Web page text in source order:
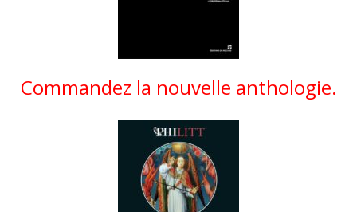
Commandez la nouvelle anthologie.